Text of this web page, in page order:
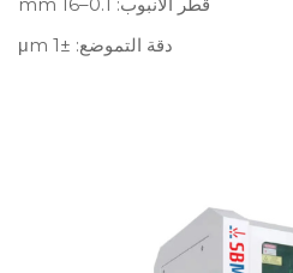
دقة التموضع: ±1 μm